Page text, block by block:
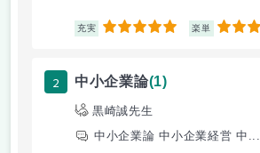
充実 5 楽単 5
2 中小企業論(1)
黒崎誠先生
中小企業論 中小企業経営 中...